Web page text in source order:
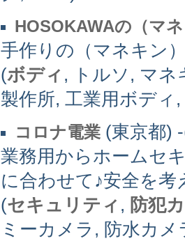
HOSOKAWAの（マ
手作りの（マネキン
(ボディ , トルソ, マネ
製作所, 工業用ボディ,
コロナ電業 (東京都)
業務用からホームセ
に合わせて♪安全を
(セキュリティ , 防犯
ミーカメラ, 防水カ